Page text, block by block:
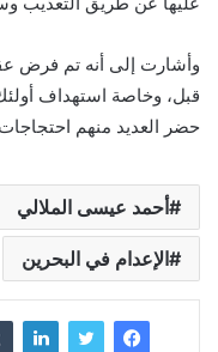
وأشارت إلى أنه تم فرض
قبل، وخاصة استهداف
حضر العديد منهم
أحمد عيسى الملالي
الإعدام في البحرين